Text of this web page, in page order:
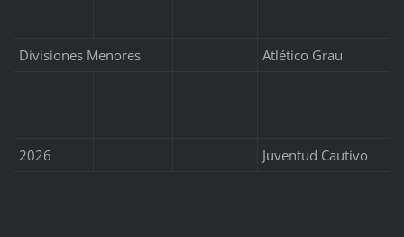
Divisiones Menores Atlético Grau
2026 Juventud Cautivo